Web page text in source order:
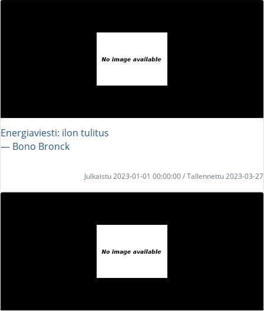
Energiaviesti: ilon tulitus
― Bono Bronck
Julkaistu 2023-01-01 00:00:00 / Tallennettu 2023-03-27